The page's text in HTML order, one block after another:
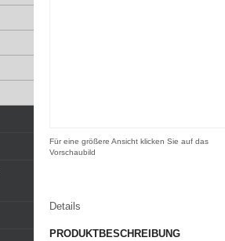
Für eine größere Ansicht klicken Sie auf das
Vorschaubild
Details
PRODUKTBESCHREIBUNG